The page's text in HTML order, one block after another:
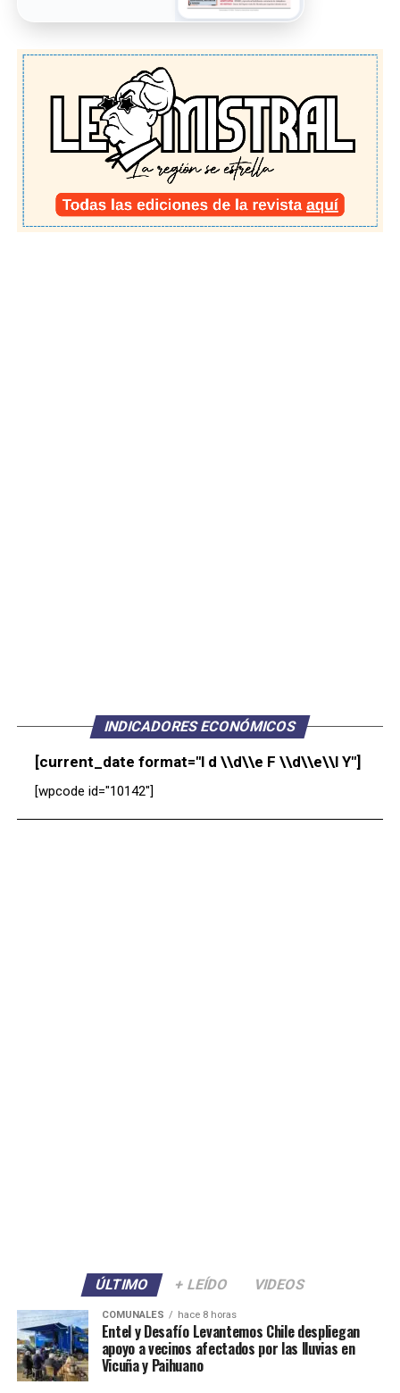
INDICADORES ECONÓMICOS
[current_date format="l d \\d\\e F \\d\\e\\l Y"]
[wpcode id="10142"]
ÚLTIMO + LEÍDO VIDEOS
COMUNALES hace 8 horas
Entel y Desafío Levantemos Chile despliegan
apoyo a vecinos afectados por las lluvias en
Vicuña y Paihuano